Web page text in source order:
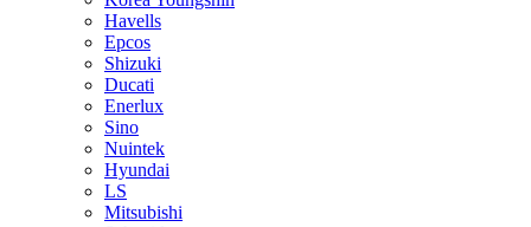
Havells
Epcos
Shizuki
Ducati
Enerlux
Sino
Nuintek
Hyundai
LS
Mitsubishi